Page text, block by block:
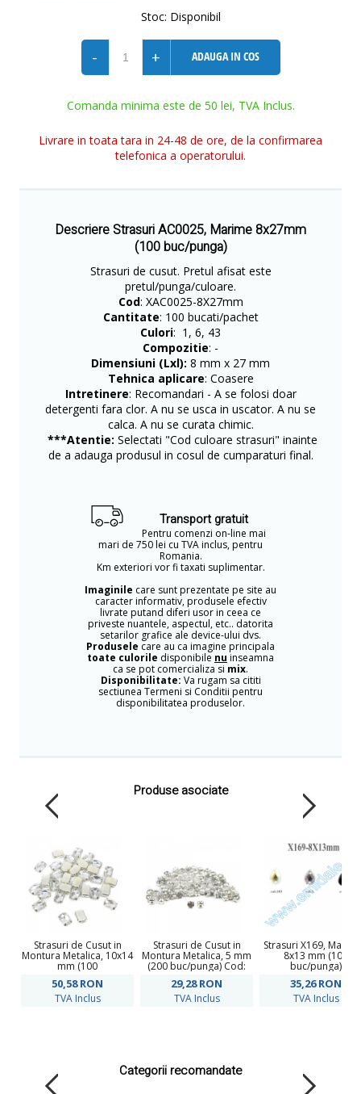
Stoc: Disponibil
- + ADAUGA IN COS
Comanda minima este de 50 lei, TVA Inclus.
Livrare in toata tara in 24-48 de ore, de la confirmarea
telefonica a operatorului.
Descriere Strasuri AC0025, Marime 8x27mm
(100 buc/punga)
Strasuri de cusut. Pretul afisat este
pretul/punga/culoare.
Cod: XAC0025-8X27mm
Cantitate: 100 bucati/pachet
Culori: 1, 6, 43
Compozitie: -
Dimensiuni (Lxl): 8 mm x 27 mm
Tehnica aplicare: Coasere
Intretinere: Recomandari - A se folosi doar
detergenti fara clor. A nu se usca in uscator. A nu se
calca. A nu se curata chimic.
***Atentie: Selectati "Cod culoare strasuri" inainte
de a adauga produsul in cosul de cumparaturi final.
Transport gratuit
Pentru comenzi on-line mai
mari de 750 lei cu TVA inclus, pentru
Romania.
Km exteriori vor fi taxati suplimentar.
Imaginile care sunt prezentate pe site au
caracter informativ, produsele efectiv
livrate putand diferi usor in ceea ce
priveste nuantele, aspectul, etc.. datorita
setarilor grafice ale device-ului dvs.
Produsele care au ca imagine principala
toate culorile disponibile nu inseamna
ca se pot comercializa si mix.
Disponibilitate: Va rugam sa cititi
sectiunea Termeni si Conditii pentru
disponibilitatea produselor.
Produse asociate
Strasuri de Cusut in
Montura Metalica, 10x14
mm (100
50,58RON
TVA Inclus
Strasuri de Cusut in
Montura Metalica, 5 mm
(200 buc/punga) Cod:
29,28RON
TVA Inclus
Strasuri X169,
8x13 mm (100
buc/punga)
35,26RON
TVA Inclus
Categorii recomandate